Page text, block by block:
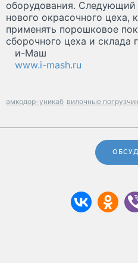
оборудования. Следующий
нового окрасочного цеха,
применять порошковое
сборочного цеха и склада
и-Маш
www.i-mash.ru
амкодор-уникаб вилочные